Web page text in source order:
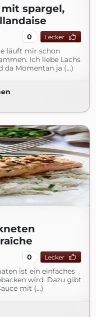
spargel,
0 Lecker
läuft mir schon
Ich liebe Lachs
da Momentan ja (...)
0 Lecker
ist ein einfaches
wird. Dazu gibt
mit (...)